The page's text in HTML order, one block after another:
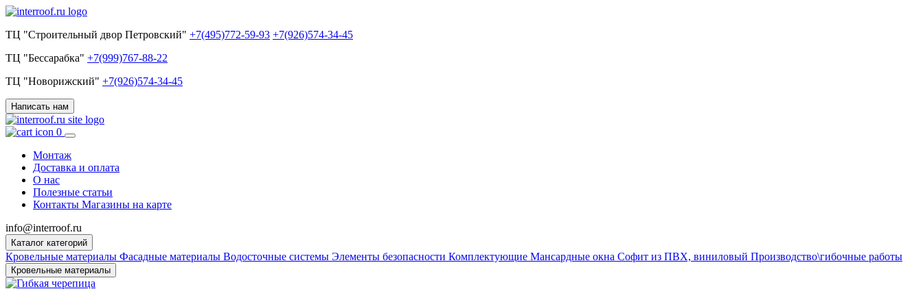
ТЦ "Строительный двор Петровский" +7(495)772-59-93 +7(926)574-34-45
ТЦ "Бессарабка" +7(999)767-88-22
ТЦ "Новорижский" +7(926)574-34-45
Написать нам
0
Монтаж
Доставка и оплата
О нас
Полезные статьи
Контакты Магазины на карте
info@interroof.ru
Каталог категорий
Кровельные материалы Фасадные материалы Водосточные системы Элементы безопасности Комплектующие Мансардные окна Софит из ПВХ, виниловый Производство\гибочные работы
Кровельные материалы